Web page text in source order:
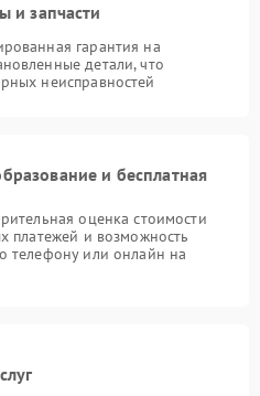
и запчасти
гарантия на
детали, что
неисправностей
и бесплатная
оценка стоимости
платежей и возможность
телефону или онлайн на